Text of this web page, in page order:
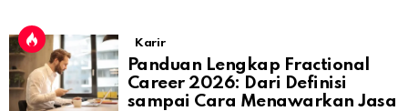
Karir
Panduan Lengkap Fractional
Career 2026: Dari Definisi
sampai Cara Menawarkan Jasa